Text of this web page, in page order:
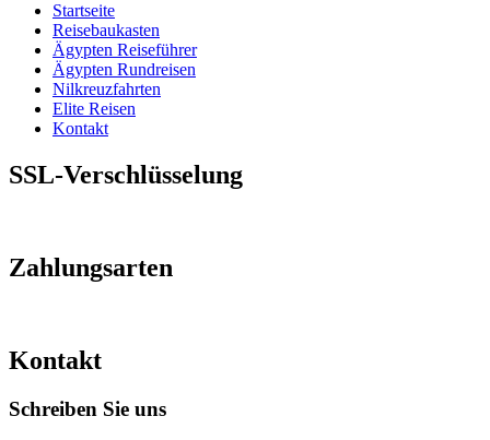
Startseite
Reisebaukasten
Ägypten Reiseführer
Ägypten Rundreisen
Nilkreuzfahrten
Elite Reisen
Kontakt
SSL-Verschlüsselung
Zahlungsarten
Kontakt
Schreiben Sie uns